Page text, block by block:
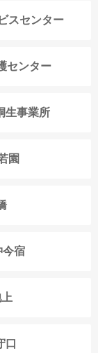
スセンター
センター
生事業所
園
今宿
口